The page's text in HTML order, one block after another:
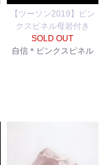
【ツーソン2019】ピン
クスピネル母岩付き
SOLD OUT
自信＊ピンクスピネル